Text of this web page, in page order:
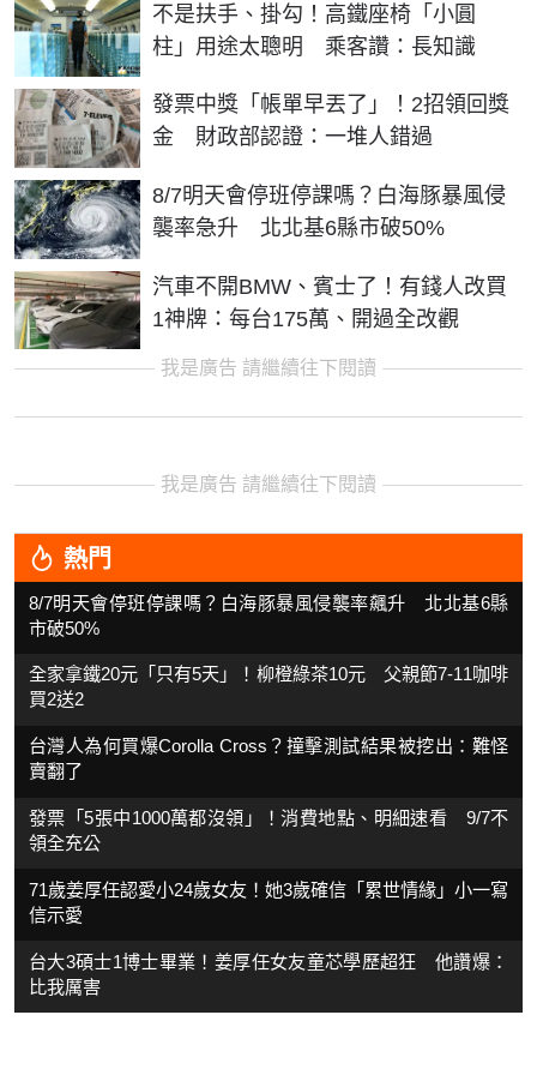
不是扶手、掛勾！高鐵座椅「小圓
柱」用途太聰明 乘客讚：長知識
發票中獎「帳單早丟了」！2招領回獎
金 財政部認證：一堆人錯過
8/7明天會停班停課嗎？白海豚暴風侵
襲率急升 北北基6縣市破50%
汽車不開BMW、賓士了！有錢人改買
1神牌：每台175萬、開過全改觀
我是廣告 請繼續往下閱讀
我是廣告 請繼續往下閱讀
熱門
8/7明天會停班停課嗎？白海豚暴風侵襲率飆升 北北基6縣
市破50%
全家拿鐵20元「只有5天」！柳橙綠茶10元 父親節7-11咖啡
買2送2
台灣人為何買爆Corolla Cross？撞擊測試結果被挖出：難怪
賣翻了
發票「5張中1000萬都沒領」！消費地點、明細速看 9/7不
領全充公
71歲姜厚任認愛小24歲女友！她3歲確信「累世情緣」小一寫
信示愛
台大3碩士1博士畢業！姜厚任女友童芯學歷超狂 他讚爆：
比我厲害